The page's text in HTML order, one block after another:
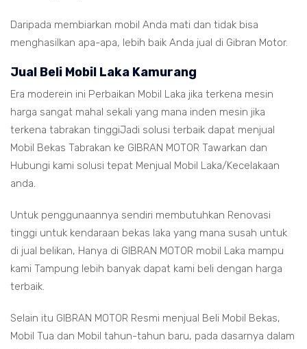
Daripada membiarkan mobil Anda mati dan tidak bisa
menghasilkan apa-apa, lebih baik Anda jual di Gibran Motor.
Jual Beli Mobil Laka Kamurang
Era moderein ini Perbaikan Mobil Laka jika terkena mesin
harga sangat mahal sekali yang mana inden mesin jika
terkena tabrakan tinggiJadi solusi terbaik dapat menjual
Mobil Bekas Tabrakan ke GIBRAN MOTOR Tawarkan dan
Hubungi kami solusi tepat Menjual Mobil Laka/Kecelakaan
anda.
Untuk penggunaannya sendiri membutuhkan Renovasi
tinggi untuk kendaraan bekas laka yang mana susah untuk
di jual belikan, Hanya di GIBRAN MOTOR mobil Laka mampu
kami Tampung lebih banyak dapat kami beli dengan harga
terbaik.
Selain itu GIBRAN MOTOR Resmi menjual Beli Mobil Bekas,
Mobil Tua dan Mobil tahun-tahun baru, pada dasarnya dalam